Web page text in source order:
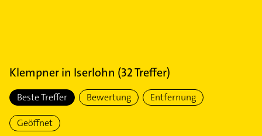
Klempnerin Iserlohn (32Treffer)
Beste Treffer Bewertung Entfernung
Geöffnet